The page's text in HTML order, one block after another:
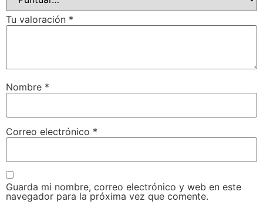
Tu valoración *
Nombre *
Correo electrónico *
Guarda mi nombre, correo electrónico y web en este
navegador para la próxima vez que comente.